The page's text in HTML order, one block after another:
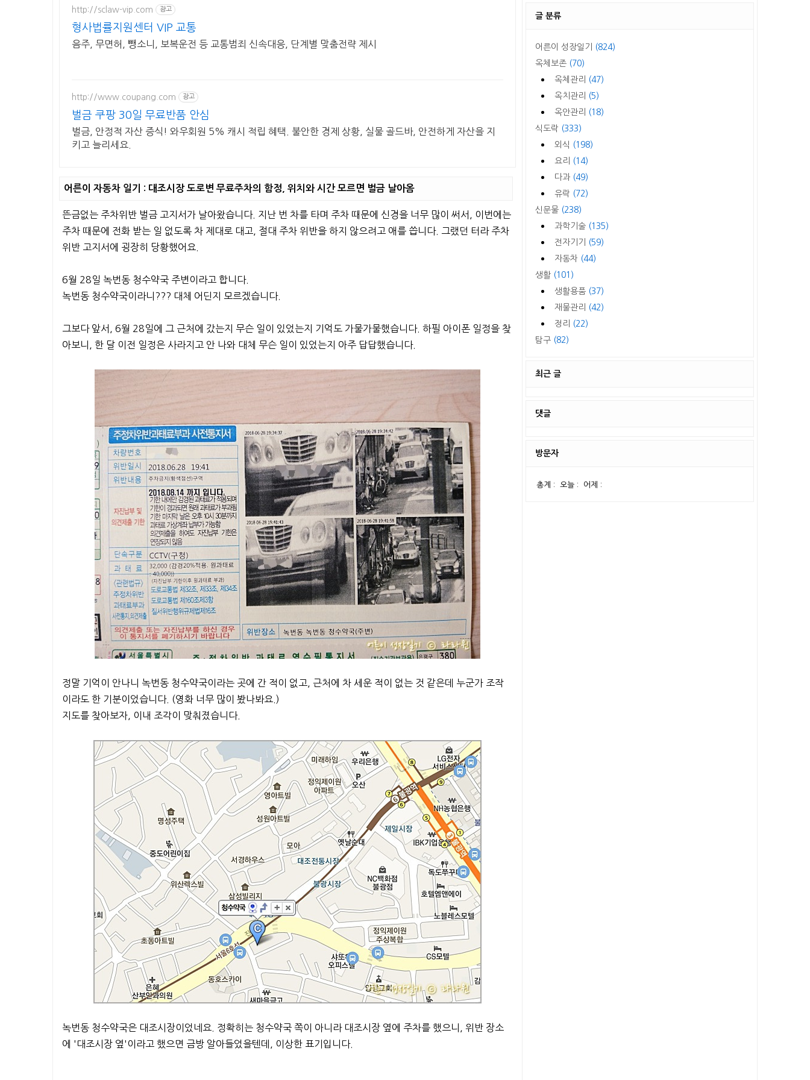
http://sclaw-vip.com 광고
형사법률지원센터 VIP 교통
음주, 무면허, 뺑소니, 보복운전 등 교통범죄 신속대응, 단계별 맞춤전략 제시
http://www.coupang.com 광고
벌금 쿠팡 30일 무료반품 안심
벌금, 안정적 자산 증식! 와우회원 5% 캐시 적립 혜택. 불안한 경제 상황, 실물 골드바, 안전하게 자산을 지
키고 늘리세요.
어른이 자동차 일기 : 대조시장 도로변 무료주차의 함정, 위치와 시간 모르면 벌금 날아옴
뜬금없는 주차위반 벌금 고지서가 날아왔습니다. 지난 번 차를 타며 주차 때문에 신경을 너무 많이 써서, 이번에는
주차 때문에 전화 받는 일 없도록 차 제대로 대고, 절대 주차 위반을 하지 않으려고 애를 씁니다. 그랬던 터라 주차
위반 고지서에 굉장히 당황했어요.
6월 28일 녹번동 청수약국 주변이라고 합니다.
녹번동 청수약국이라니??? 대체 어딘지 모르겠습니다.
그보다 앞서, 6월 28일에 그 근처에 갔는지 무슨 일이 있었는지 기억도 가물가물했습니다. 하필 아이폰 일정을 찾
아보니, 한 달 이전 일정은 사라지고 안 나와 대체 무슨 일이 있었는지 아주 답답했습니다.
정말 기억이 안나니 녹번동 청수약국이라는 곳에 간 적이 없고, 근처에 차 세운 적이 없는 것 같은데 누군가 조작
이라도 한 기분이었습니다. (영화 너무 많이 봤나봐요.)
지도를 찾아보자, 이내 조각이 맞춰졌습니다.
녹번동 청수약국은 대조시장이었네요. 정확히는 청수약국 쪽이 아니라 대조시장 옆에 주차를 했으니, 위반 장소
에 '대조시장 옆'이라고 했으면 금방 알아들었을텐데, 이상한 표기입니다.
글 분류
어른이 성장일기
(824)
옥체보존 (70)
옥체관리
(47)
옥치관리
(5)
옥안관리
(18)
식도락 (333)
외식 (198)
요리
(14)
다과 (49)
유락 (72)
신문물 (238)
과학기술 (135)
전자기기
(59)
자동차 (44)
생활 (101)
생활용품 (37)
재물관리
(42)
정리
(22)
탐구 (82)
최근 글
댓글
방문자
총계 : 오늘 : 어제 :